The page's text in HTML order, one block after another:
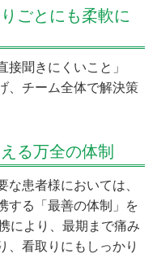
ごとにも柔軟に
聞きにくいこと」
、チーム全体で解決策
る万全の体制
患者様においては、
する「最善の体制」を
により、最期まで痛み
、看取りにもしっかり